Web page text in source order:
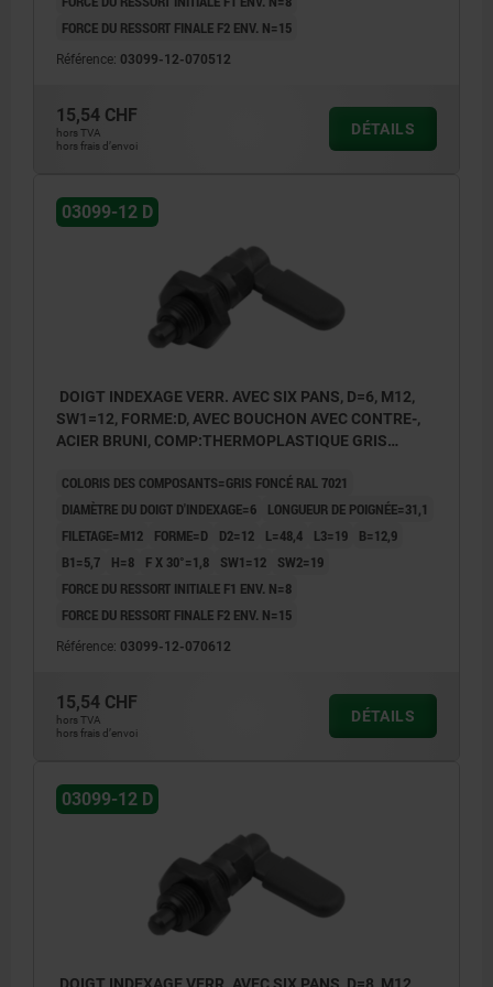
FORCE DU RESSORT FINALE F2 ENV. N=15
Référence: 03099-12-070512
15,54 CHF
hors TVA
hors frais d’envoi
DÉTAILS
03099-12 D
DOIGT INDEXAGE VERR. AVEC SIX PANS, D=6, M12,
SW1=12, FORME:D, AVEC BOUCHON AVEC CONTRE-,
ACIER BRUNI, COMP:THERMOPLASTIQUE GRIS
COLORIS DES COMPOSANTS=GRIS FONCÉ RAL 7021
DIAMÈTRE DU DOIGT D'INDEXAGE=6
LONGUEUR DE POIGNÉE=31,1
FILETAGE=M12
FORME=D D2=12 L=48,4 L3=19
B=12,9
B1=5,7
H=8 F X 30°=1,8 SW1=12
SW2=19
FORCE DU RESSORT INITIALE F1 ENV. N=8
FORCE DU RESSORT FINALE F2 ENV. N=15
Référence: 03099-12-070612
15,54 CHF
hors TVA
hors frais d’envoi
DÉTAILS
03099-12 D